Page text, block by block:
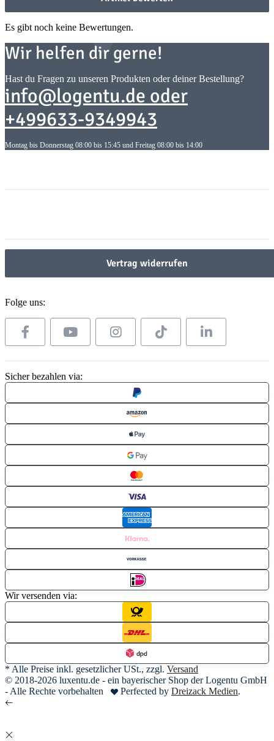
Es gibt noch keine Bewertungen.
Wir helfen dir gerne!
Hast du Fragen zu unseren Produkten oder deiner Bestellung?
info@logentu.de oder
+499633-9349943
Montag bis Donnerstag 08:00 bis 15:45 und Freitag 08:00 bis 14:00
Vertrag widerrufen
Folge uns:
Sicher bezahlen via:
Wir versenden via:
* Alle Preise inkl. gesetzlicher USt., zzgl. Versand
© 2018-2026 luxentu.de - ein bayerischer Shop der Logentu GmbH
- Alle Rechte vorbehalten
Perfected by Dreizack Medien.